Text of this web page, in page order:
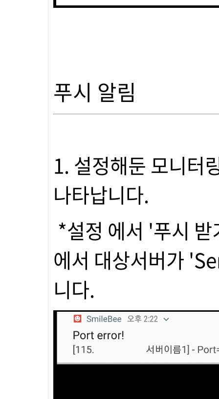
푸시 알림
1. 설정해둔 모니터
나타납니다.
*설정 에서 '푸시
에서 대상서버가
니다.